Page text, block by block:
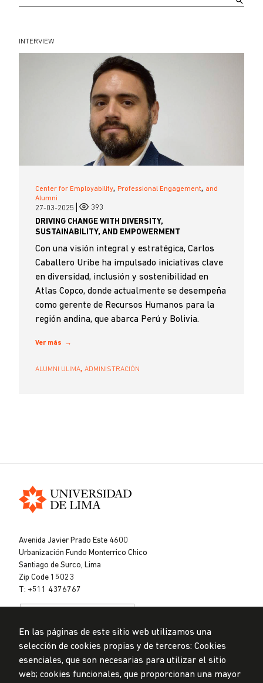
INTERVIEW
Center for Employability, Professional Engagement, and
Alumni
27-03-2025 393
DRIVING CHANGE WITH DIVERSITY,
SUSTAINABILITY, AND EMPOWERMENT
Con una visión integral y estratégica, Carlos
Caballero Uribe ha impulsado iniciativas clave
en diversidad, inclusión y sostenibilidad en
Atlas Copco, donde actualmente se desempeña
como gerente de Recursos Humanos para la
región andina, que abarca Perú y Bolivia.
Ver más
ALUMNI ULIMA, ADMINISTRACIÓN
de
Lima
Avenida Javier Prado Este 4600
Urbanización Fundo Monterrico Chico
Santiago de Surco, Lima
Zip Code 15023
T: +511 4376767
Data Protection Policy
En las páginas de este sitio web utilizamos una
selección de cookies propias y de terceros: Cookies
esenciales, que son necesarias para utilizar el sitio
web; cookies funcionales, que proporcionan una mayor